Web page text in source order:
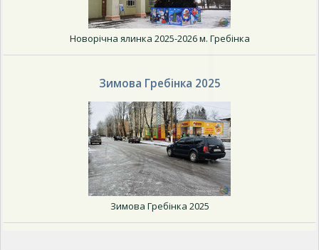
Новорічна ялинка 2025-2026 м. Гребінка
Зимова Гребінка 2025
Зимова Гребінка 2025